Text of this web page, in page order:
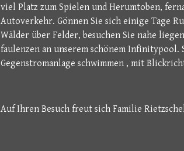
viel Platz zum Spielen und Herumtoben,
Autoverkehr. Gönnen Sie sich einige Tage
Wälder über Felder, besuchen Sie nahe
faulenzen an unserem schönem Infinitypool.
Gegenstromanlage schwimmen , mit
Auf Ihren Besuch freut sich Familie